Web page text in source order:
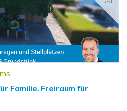
Familie. Freiraum für